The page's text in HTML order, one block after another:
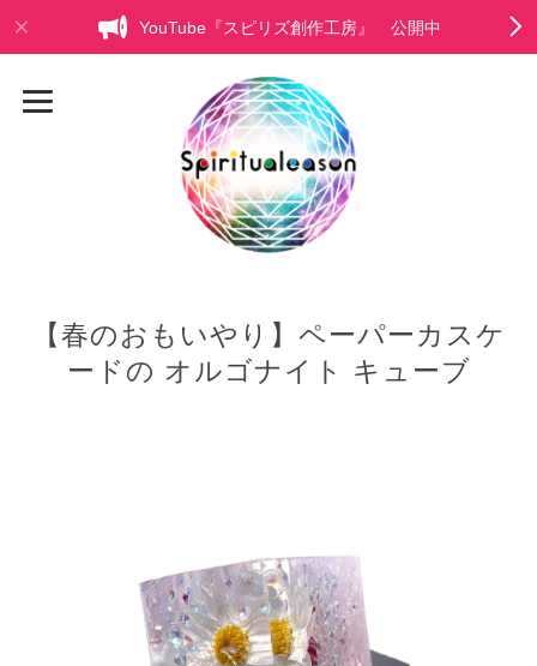
YouTube『スピリズ創作工房』 公開中
【春のおもいやり】ペーパーカスケ
ードの オルゴナイト キューブ